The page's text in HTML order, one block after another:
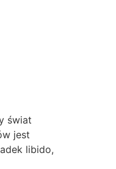
świat
jest
libido,